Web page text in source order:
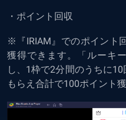
・ポイント回収
※『IRIAM』でのポイント
獲得できます。「ルーキ
し、1枠で2分間のうちに
もらえ合計で100ポイント